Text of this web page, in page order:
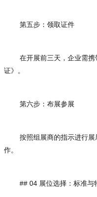
第五步：领取证件
在开展前三天，企业需
证》。
第六步：布展参展
按照组展商的指示进行
作。
## 04 展位选择：标准与